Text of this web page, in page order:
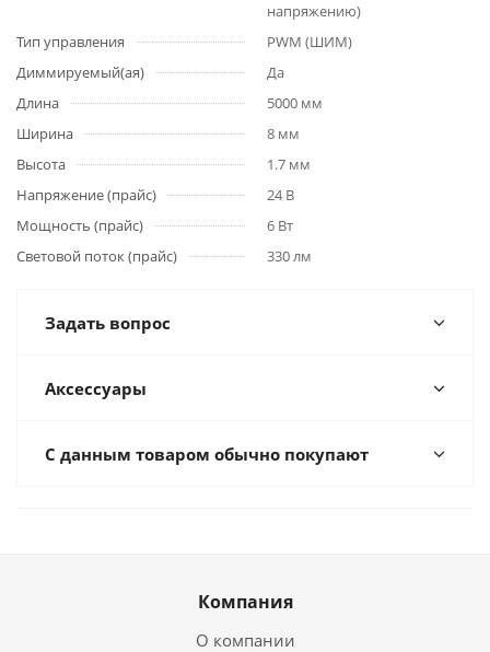
напряжению)
Тип управления
PWM (ШИМ)
Диммируемый(ая)
Да
Длина
5000 мм
Ширина
8 мм
Высота
1.7 мм
Напряжение (прайс)
24 В
Мощность (прайс)
6 Вт
Световой поток (прайс)
330 лм
Задать вопрос
Аксессуары
С данным товаром обычно покупают
Компания
О компании